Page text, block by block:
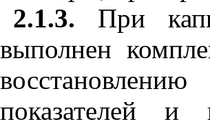
2.1.3. При
выполнен
показателей